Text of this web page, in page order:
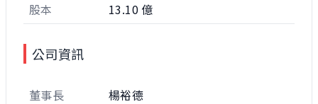
股本 13.10 億
公司資訊
董事長
楊裕德